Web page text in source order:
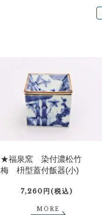
★福泉窯 染付濃松竹
梅 枡型蓋付飯器(小)
7,260円(税込)
MORE